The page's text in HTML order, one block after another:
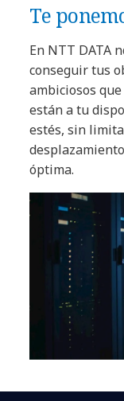
Te
En NTT DATA
conseguir tus
ambiciosos
están a tu
estés, sin
óptima.